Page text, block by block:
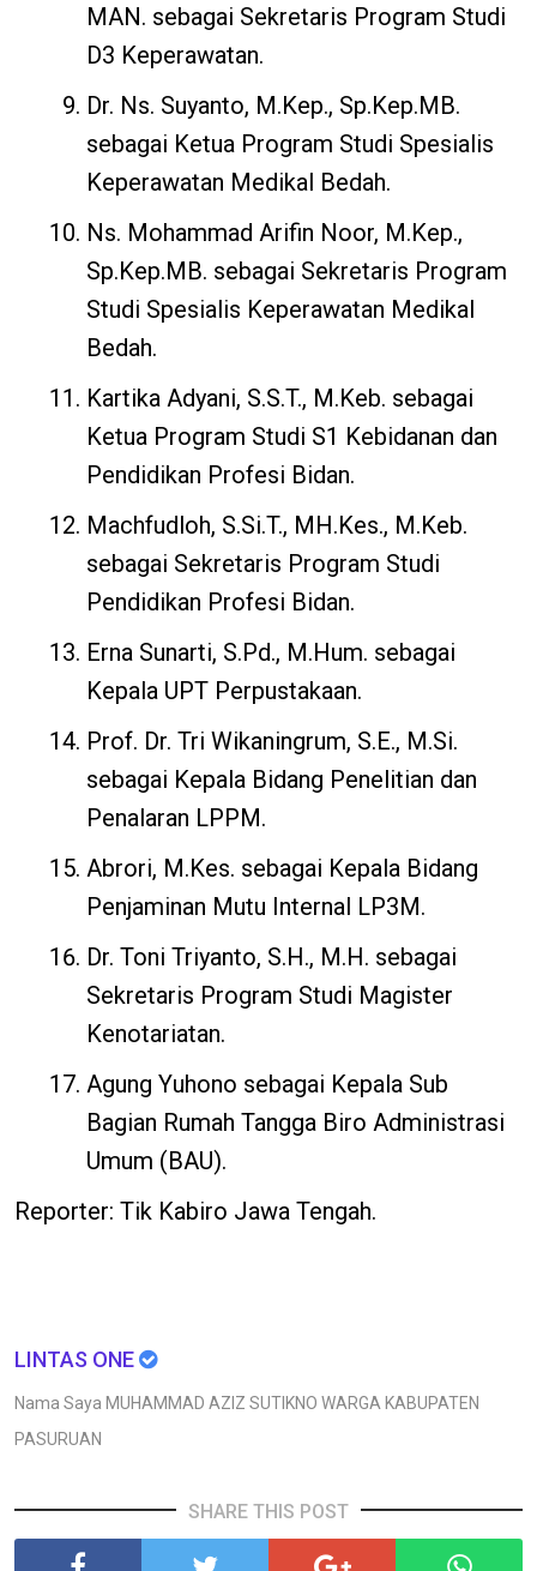
MAN. sebagai Sekretaris Program Studi
D3 Keperawatan.
Dr. Ns. Suyanto, M.Kep., Sp.Kep.MB.
sebagai Ketua Program Studi Spesialis
Keperawatan Medikal Bedah.
Ns. Mohammad Arifin Noor, M.Kep.,
Sp.Kep.MB. sebagai Sekretaris Program
Studi Spesialis Keperawatan Medikal
Bedah.
Kartika Adyani, S.S.T., M.Keb. sebagai
Ketua Program Studi S1 Kebidanan dan
Pendidikan Profesi Bidan.
Machfudloh, S.Si.T., MH.Kes., M.Keb.
sebagai Sekretaris Program Studi
Pendidikan Profesi Bidan.
Erna Sunarti, S.Pd., M.Hum. sebagai
Kepala UPT Perpustakaan.
Prof. Dr. Tri Wikaningrum, S.E., M.Si.
sebagai Kepala Bidang Penelitian dan
Penalaran LPPM.
Abrori, M.Kes. sebagai Kepala Bidang
Penjaminan Mutu Internal LP3M.
Dr. Toni Triyanto, S.H., M.H. sebagai
Sekretaris Program Studi Magister
Kenotariatan.
Agung Yuhono sebagai Kepala Sub
Bagian Rumah Tangga Biro Administrasi
Umum (BAU).
Reporter: Tik Kabiro Jawa Tengah.
LINTAS ONE
Nama Saya MUHAMMAD AZIZ SUTIKNO WARGA KABUPATEN
PASURUAN
SHARE THIS POST